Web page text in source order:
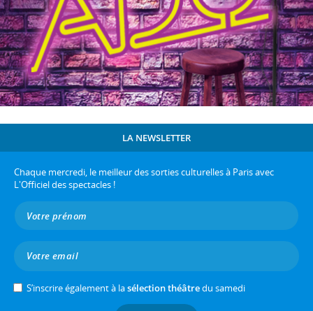
LA NEWSLETTER
Chaque mercredi, le meilleur des sorties culturelles à Paris avec
L'Officiel des spectacles !
S’inscrire également à lasélection théâtredu samedi